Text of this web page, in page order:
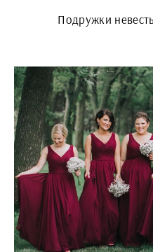
Подружки